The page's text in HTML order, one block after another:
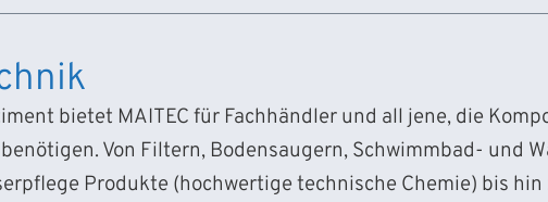
bietet MAITEC für Fachhändler und all jene, die
Von Filtern, Bodensaugern, Schwimmbad- und
Produkte (hochwertige technische Chemie) bis